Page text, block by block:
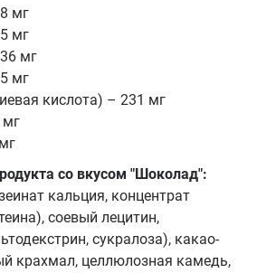
мг
мг
мг
мг
кислота) – 231 мг
мг
со вкусом "Шоколад":
кальция, концентрат
соевый лецитин,
сукралоза), какао-
крахмал, целлюлозная камедь,